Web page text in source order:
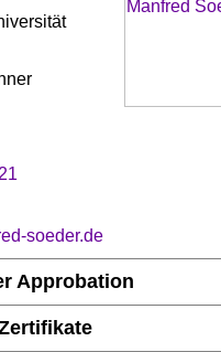
soeder.de
Approbation